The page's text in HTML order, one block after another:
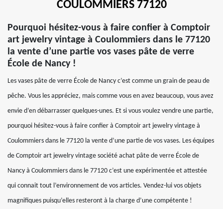
COULOMMIERS 77120
Pourquoi hésitez-vous à faire confier à Comptoir
art jewelry vintage à Coulommiers dans le 77120
la vente d’une partie vos vases pâte de verre
École de Nancy !
Les vases pâte de verre École de Nancy c’est comme un grain de peau de
pêche. Vous les appréciez, mais comme vous en avez beaucoup, vous avez
envie d’en débarrasser quelques-unes. Et si vous voulez vendre une partie,
pourquoi hésitez-vous à faire confier à Comptoir art jewelry vintage à
Coulommiers dans le 77120 la vente d’une partie de vos vases. Les équipes
de Comptoir art jewelry vintage société achat pâte de verre École de
Nancy à Coulommiers dans le 77120 c’est une expérimentée et attestée
qui connait tout l’environnement de vos articles. Vendez-lui vos objets
magnifiques puisqu’elles resteront à la charge d’une compétente !